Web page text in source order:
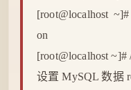
[root@localhost
on
[root@localhost ~]#
设置 MySQL 数据